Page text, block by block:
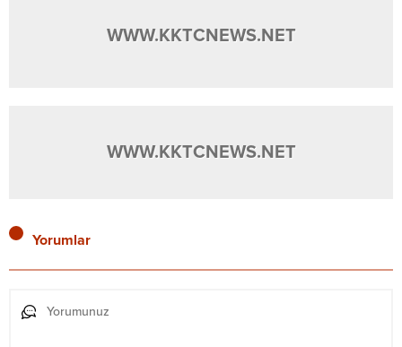
WWW.KKTCNEWS.NET
WWW.KKTCNEWS.NET
Yorumlar